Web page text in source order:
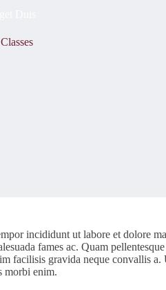
Classes
incididunt ut labore et dolore
fames ac. Quam
facilisis gravida neque convallis
morbi enim.